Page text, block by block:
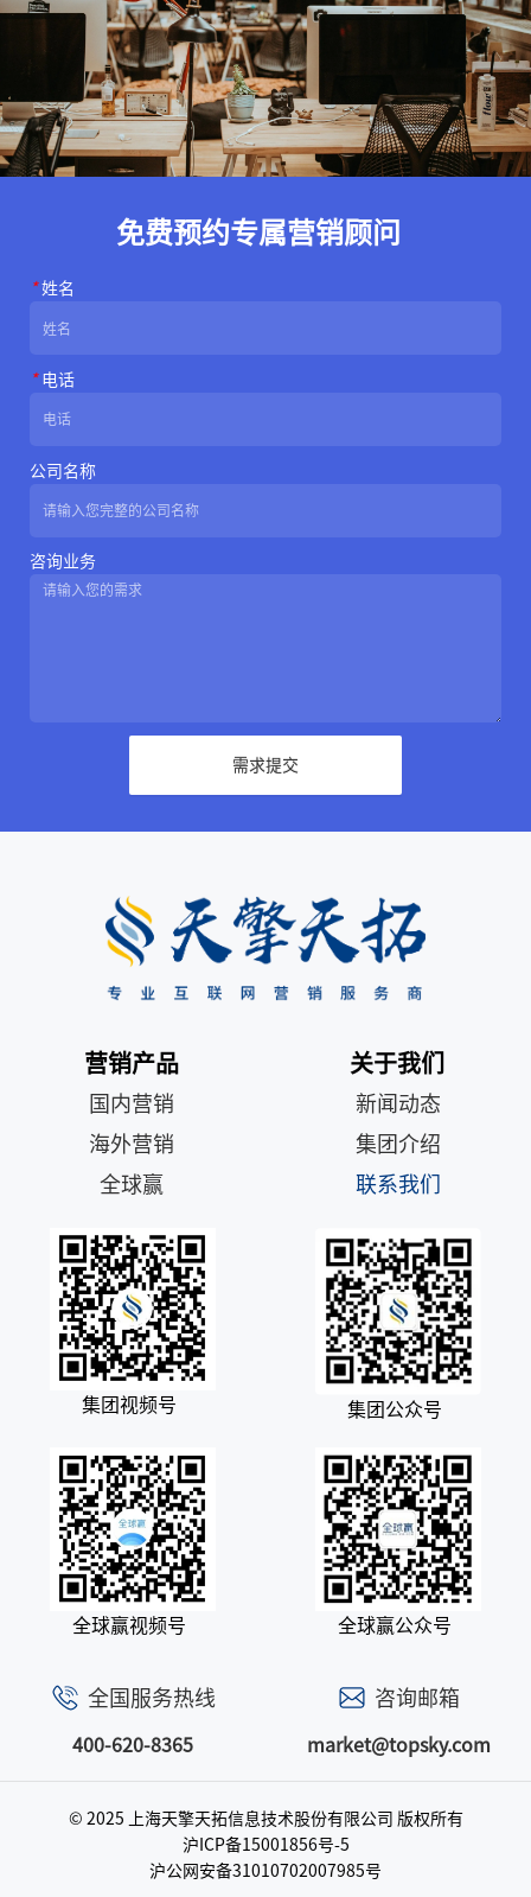
免费预约专属营销顾问
*姓名
*电话
公司名称
咨询业务
需求提交
营销产品
国内营销
海外营销
全球赢
关于我们
新闻动态
集团介绍
联系我们
集团视频号 集团公众号
全球赢视频号 全球赢公众号
全国服务热线
400-620-8365
咨询邮箱
market@topsky.com
© 2025 上海天擎天拓信息技术股份有限公司 版权所有
沪ICP备15001856号-5
沪公网安备31010702007985号